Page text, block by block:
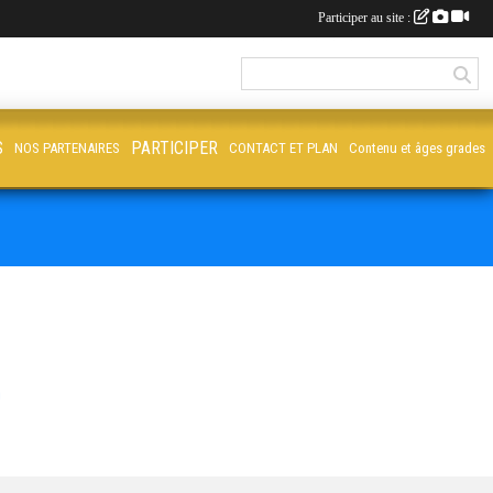
NOS PARTENAIRES PARTICIPER CONTACT ET PLAN Contenu et âges grades
Participer au site :